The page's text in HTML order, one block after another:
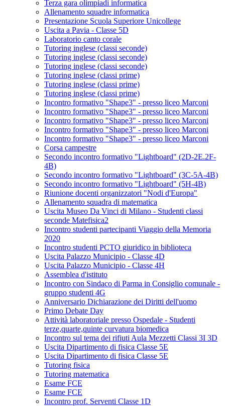
Terza gara olimpiadi informatica
Allenamento squadre informatica
Presentazione Scuola Superiore Unicollege
Uscita a Pavia - Classe 5D
Laboratorio canto corale
Tutoring inglese (classi seconde)
Tutoring inglese (classi seconde)
Tutoring inglese (classi seconde)
Tutoring inglese (classi prime)
Tutoring inglese (classi prime)
Tutoring inglese (classi prime)
Incontro formativo "Shape3" - presso liceo Marconi
Incontro formativo "Shape3" - presso liceo Marconi
Incontro formativo "Shape3" - presso liceo Marconi
Incontro formativo "Shape3" - presso liceo Marconi
Incontro formativo "Shape3" - presso liceo Marconi
Corsa campestre
Secondo incontro formativo "Lightboard" (2D-2E.2F-
4B)
Secondo incontro formativo "Lightboard" (3C-5A-4B)
Secondo incontro formativo "Lightboard" (5H-4B)
Riunione docenti organizzatori "Nodi d'Europa"
Allenamento squadra di matematica
Uscita Museo Da Vinci di Milano - Studenti classi
seconde Matefisica2
Incontro studenti partecipanti Viaggio della Memoria
2020
Incontro studenti PCTO giuridico in biblioteca
Uscita Palazzo Municipio - Classe 4D
Uscita Palazzo Municipio - Classe 4H
Assemblea d'istituto
Incontro con Sindaco di Parma in Consiglio comunale -
gruppo studenti 4G
Anniversario Dichiarazione dei Diritti dell'uomo
Primo Debate Day
Attività laboratoriale presso Ospedale - Studenti
terze,quarte,quinte curvatura biomedica
Incontro sul tema dei rifiuti Aula Mezzetti Classi 3I 3D
Uscita Dipartimento di fisica Classe 5E
Uscita Dipartimento di fisica Classe 5E
Tutoring fisica
Tutoring matematica
Esame FCE
Esame FCE
Incontro prof. Serventi Classe 1D